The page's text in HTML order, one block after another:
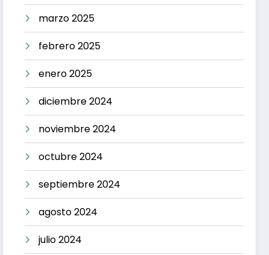
marzo 2025
febrero 2025
enero 2025
diciembre 2024
noviembre 2024
octubre 2024
septiembre 2024
agosto 2024
julio 2024